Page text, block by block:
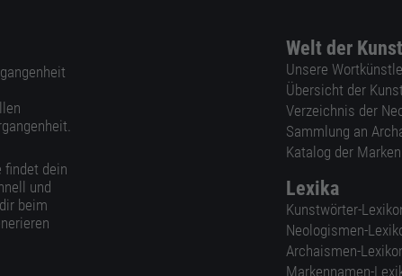
findet dein
und
beim
Welt der
Unsere
Übersicht der
Verzeichnis der
Sammlung an
Katalog der
Lexika
Kunstwörter-
Neologismen-
Archaismen-
Markennamen-